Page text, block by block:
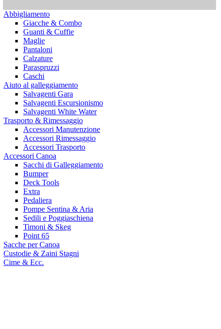
Abbigliamento
Giacche & Combo
Guanti & Cuffie
Maglie
Pantaloni
Calzature
Paraspruzzi
Caschi
Aiuto al galleggiamento
Salvagenti Gara
Salvagenti Escursionismo
Salvagenti White Water
Trasporto & Rimessaggio
Accessori Manutenzione
Accessori Rimessaggio
Accessori Trasporto
Accessori Canoa
Sacchi di Galleggiamento
Bumper
Deck Tools
Extra
Pedaliera
Pompe Sentina & Aria
Sedili e Poggiaschiena
Timoni & Skeg
Point 65
Sacche per Canoa
Custodie & Zaini Stagni
Cime & Ecc.